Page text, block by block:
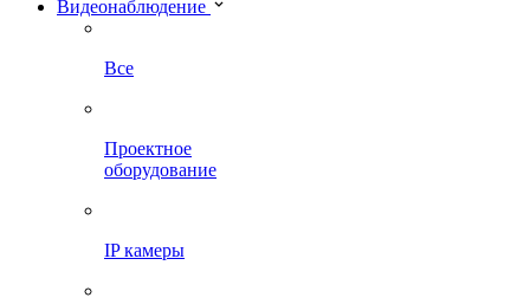
Видеонаблюдение
Все
Проектное
оборудование
IP камеры